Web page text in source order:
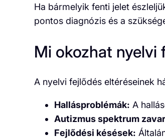
Ha bármelyik fenti jelet
pontos diagnózis és a
Mi okozhat nyelvi
A nyelvi fejlődés eltéréseinek
Hallásproblémák: A
Autizmus spektrum
Fejlődési késések: